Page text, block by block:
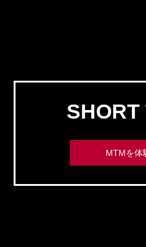
MTMを体